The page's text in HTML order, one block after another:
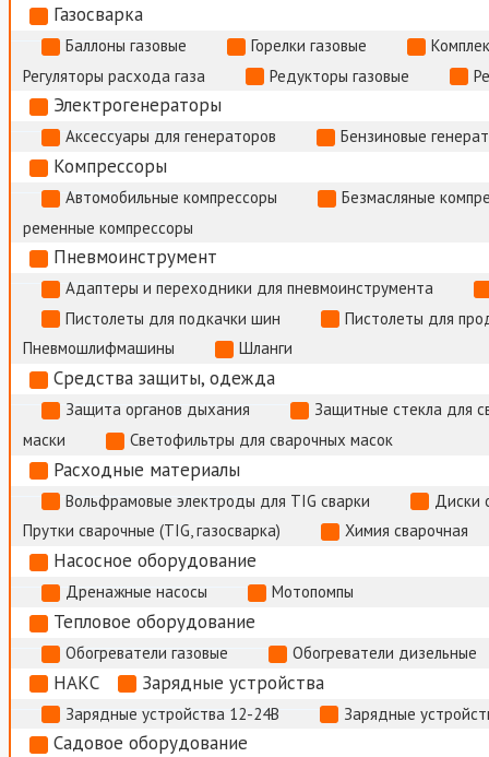
Газосварка
Баллоны газовые Горелки газовые
Регуляторы расхода газа
Редукторы газовые
Электрогенераторы
Аксессуары для генераторов Бензиновые
Компрессоры
Автомобильные компрессоры
Безмасляные
ременные компрессоры
Пневмоинструмент
Адаптеры и переходники для пневмоинструмента
Пистолеты для подкачки шин
Пистолеты для
Пневмошлифмашины
Шланги
Средства защиты, одежда
Защита органов дыхания
Защитные стекла для
маски
Светофильтры для сварочных масок
Расходные материалы
Вольфрамовые электроды для TIG сварки
Диски
Прутки сварочные (TIG, газосварка)
Химия сварочная
Насосное оборудование
Дренажные насосы Мотопомпы
Тепловое оборудование
Обогреватели газовые Обогреватели дизельные
НАКС Зарядные устройства
Зарядные устройства 12-24В Зарядные
Садовое оборудование